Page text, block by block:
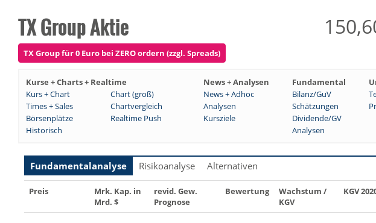
TX Group Aktie
TX Group für 0 Euro bei ZERO ordern (zzgl. Spreads)
Kurse + Charts + Realtime News + Analysen Fundamental
Kurs + Chart
Chart (groß) News + Adhoc Bilanz/GuV
Times + Sales
Chartvergleich Analysen Schätzungen
Börsenplätze
Realtime Push Kursziele Dividende/GV
Historisch
Analysen
Fundamentalanalyse Risikoanalyse Alternativen
Preis
Mrk. Kap. in
Mrd. $
revid. Gew.
Prognose
Bewertung
Wachstum /
KGV
KGV